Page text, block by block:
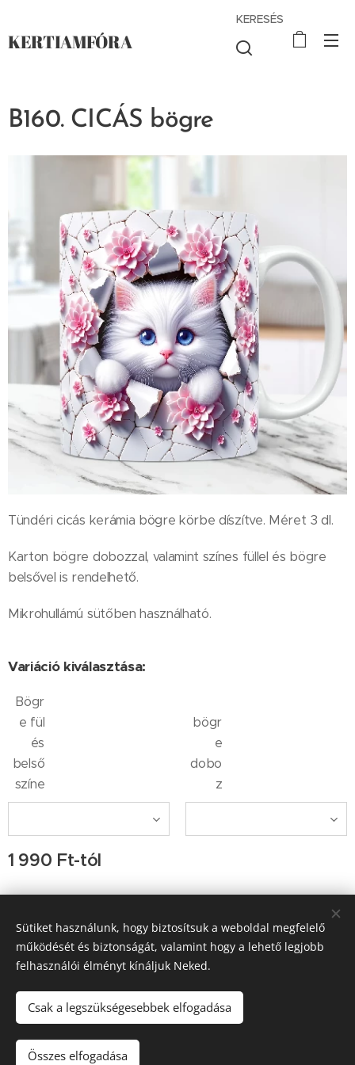
KERTIAMFÓRA
KERESÉS
B160. CICÁS bögre
Tündéri cicás kerámia bögre körbe díszítve. Méret 3 dl.
Karton bögre dobozzal, valamint színes füllel és bögre
belsővel is rendelhető.
Mikrohullámú sütőben használható.
Variáció kiválasztása:
Bögr
e fül
és
belső
színe
bögr
e
dobo
z
1 990 Ft-tól
Kapcsolat: Ocskay-Tulkán Ágnes, Ocskay Lehel, e-
mail:info@kertiamfora.hu, tel.: +3620-420-9597; H-P 9-17 óra
között hívható
Sütiket használunk, hogy biztosítsuk a weboldal megfelelő
működését és biztonságát, valamint hogy a lehető legjobb
felhasználói élményt kínáljuk Neked.
Csak a legszükségesebbek elfogadása
Összes elfogadása